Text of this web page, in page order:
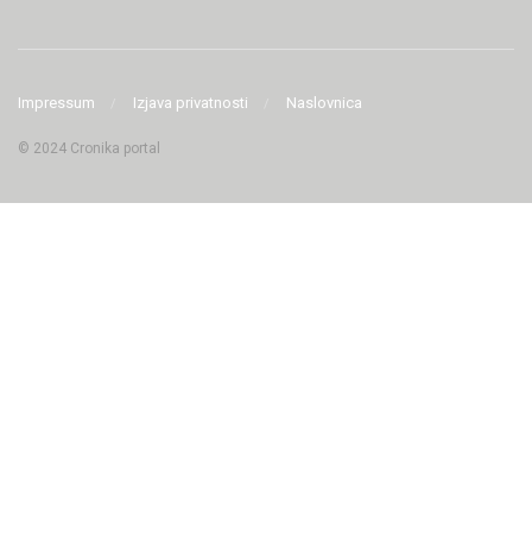
Impressum Izjava privatnosti Naslovnica
© 2024 Cronika portal